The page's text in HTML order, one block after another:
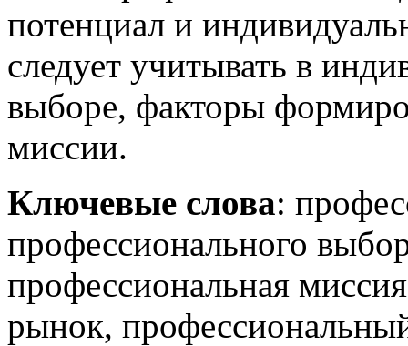
потенциал и
следует учитывать в
выборе, факторы
миссии.
Ключевые слова:
профессионального
профессиональная
рынок,